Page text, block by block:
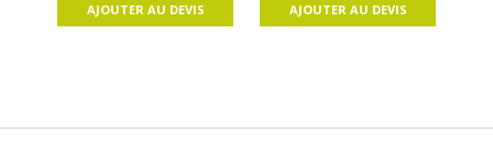
AJOUTER AU DEVIS AJOUTER AU DEVIS